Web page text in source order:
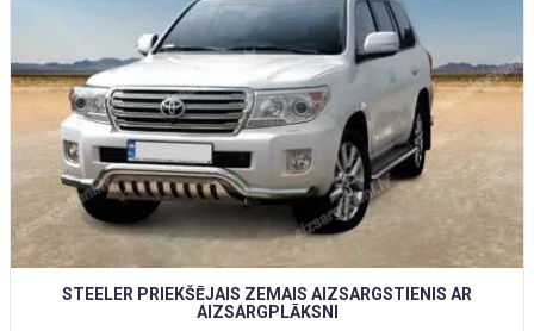
STEELER PRIEKŠĒJAIS ZEMAIS AIZSARGSTIENIS AR
AIZSARGPLĀKSNI